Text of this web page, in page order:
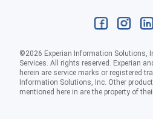
©2026 Experian Information Solutions,
Services. All rights reserved. Experian
herein are service marks or registered
Information Solutions, Inc. Other
mentioned here in are the property of